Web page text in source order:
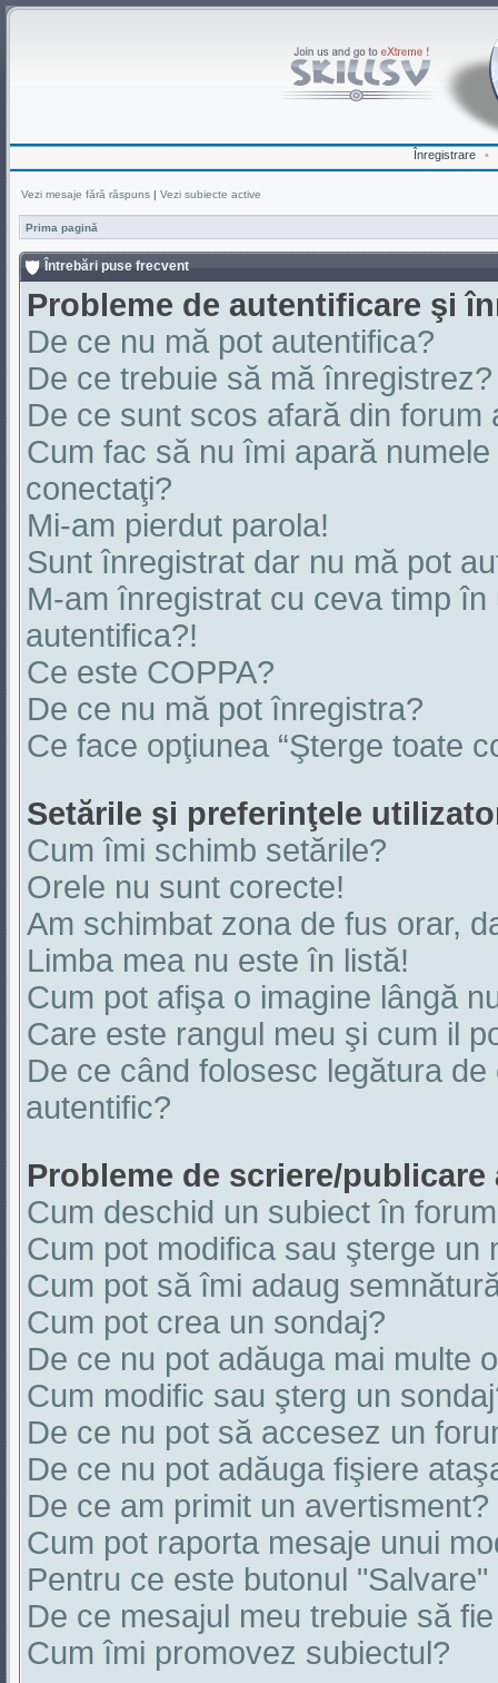
Înregistrare •
Vezi mesaje fără răspuns | Vezi subiecte active
Prima pagină
Întrebări puse frecvent
Probleme de autentificare şi
De ce nu mă pot autentifica?
De ce trebuie să mă înregistrez?
De ce sunt scos afară din forum
Cum fac să nu îmi apară
conectaţi?
Mi-am pierdut parola!
Sunt înregistrat dar nu mă pot
M-am înregistrat cu ceva timp
autentifica?!
Ce este COPPA?
De ce nu mă pot înregistra?
Ce face opţiunea “Şterge toate
Setările şi preferinţele
Cum îmi schimb setările?
Orele nu sunt corecte!
Am schimbat zona de fus orar,
Limba mea nu este în listă!
Cum pot afişa o imagine lângă
Care este rangul meu şi cum il
De ce când folosesc legătura
autentific?
Probleme de scriere/publicare
Cum deschid un subiect în
Cum pot modifica sau şterge un
Cum pot să îmi adaug
Cum pot crea un sondaj?
De ce nu pot adăuga mai multe
Cum modific sau şterg un
De ce nu pot să accesez un
De ce nu pot adăuga fişiere
De ce am primit un avertisment?
Cum pot raporta mesaje unui
Pentru ce este butonul
De ce mesajul meu trebuie să
Cum îmi promovez subiectul?